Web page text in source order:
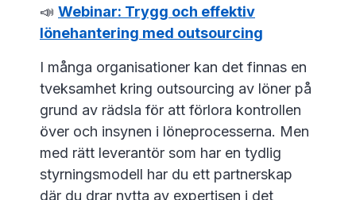
📣 Webinar: Trygg och effektiv
lönehantering med outsourcing
I många organisationer kan det finnas en
tveksamhet kring outsourcing av löner på
grund av rädsla för att förlora kontrollen
över och insynen i löneprocesserna. Men
med rätt leverantör som har en tydlig
styrningsmodell har du ett partnerskap
där du drar nytta av expertisen i det